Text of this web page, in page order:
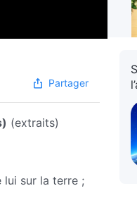
Partager
(extraits)
lui sur la terre ;